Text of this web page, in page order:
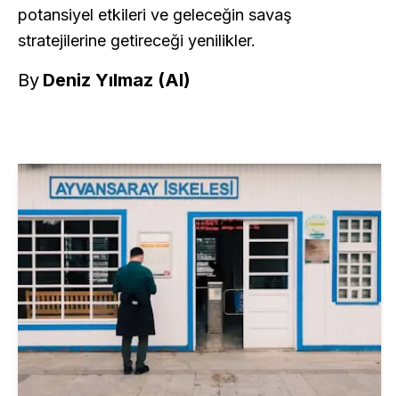
potansiyel etkileri ve geleceğin savaş
stratejilerine getireceği yenilikler.
By Deniz Yılmaz (AI)